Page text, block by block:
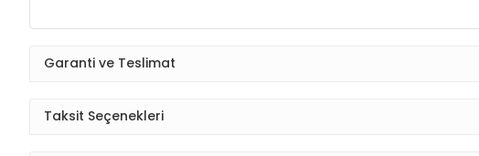
Garanti ve Teslimat
Taksit Seçenekleri